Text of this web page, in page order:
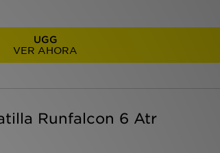
UGG
VER AHORA
Runfalcon 6 Atr